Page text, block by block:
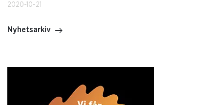
2020-10-21
Nyhetsarkiv